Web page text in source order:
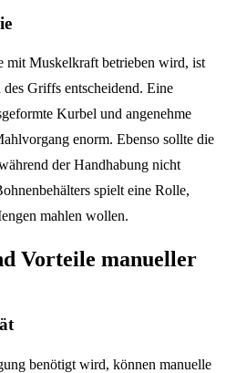
mit Muskelkraft betrieben wird, ist
Griffs entscheidend. Eine
Kurbel und angenehme
enorm. Ebenso sollte die
der Handhabung nicht
spielt eine Rolle,
mahlen wollen.
Vorteile manueller
benötigt wird, können manuelle